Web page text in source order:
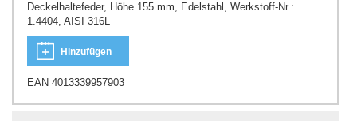
Deckelhaltefeder, Höhe 155 mm, Edelstahl, Werkstoff-Nr.:
1.4404, AISI 316L
Hinzufügen
EAN 4013339957903